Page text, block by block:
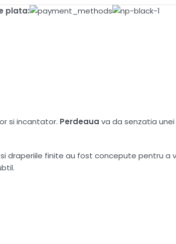
plata:
si incantator. Perdeaua va da senzatia
finite au fost concepute pentru a